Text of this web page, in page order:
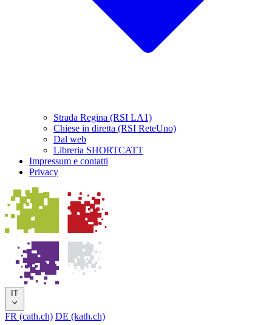
Strada Regina (RSI LA1)
Chiese in diretta (RSI ReteUno)
Dal web
Libreria SHORTCATT
Impressum e contatti
Privacy
IT
FR (cath.ch) DE (kath.ch)